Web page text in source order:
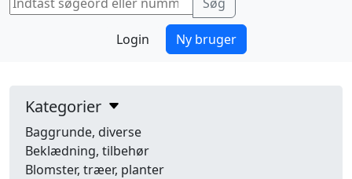
Login Ny bruger
Kategorier
Baggrunde, diverse
Beklædning, tilbehør
Blomster, træer, planter